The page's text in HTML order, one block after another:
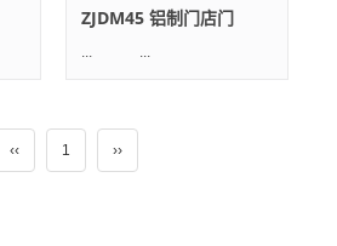
ZJDM45 铝制门店门
... ...
‹‹ 1 ››